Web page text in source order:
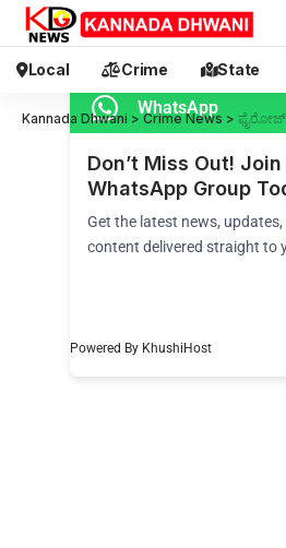
Local Crime State
Kannada Dhwani >Crime News > ಫೈರೋಜ್
WhatsApp
Don’t Miss Out!
WhatsApp Group
Get the latest news,
content delivered straight to
Powered By KhushiHost